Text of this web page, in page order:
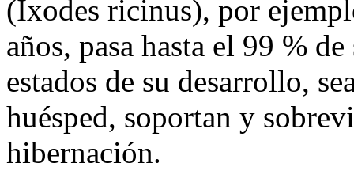
(Ixodes ricinus), por
años, pasa hasta el 99 %
estados de su desarrollo,
huésped, soportan y
hibernación.